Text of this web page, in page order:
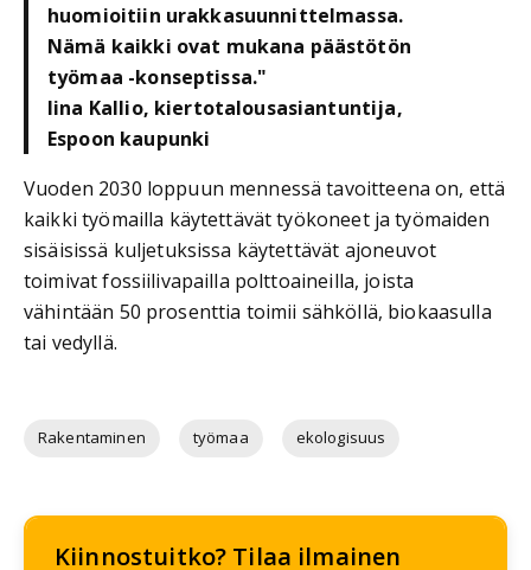
huomioitiin urakkasuunnittelmassa.
Nämä kaikki ovat mukana päästötön
työmaa -konseptissa."
Iina Kallio, kiertotalousasiantuntija,
Espoon kaupunki
Vuoden 2030 loppuun mennessä tavoitteena on, että
kaikki työmailla käytettävät työkoneet ja työmaiden
sisäisissä kuljetuksissa käytettävät ajoneuvot
toimivat fossiilivapailla polttoaineilla, joista
vähintään 50 prosenttia toimii sähköllä, biokaasulla
tai vedyllä.
Rakentaminen työmaa ekologisuus
Kiinnostuitko? Tilaa ilmainen